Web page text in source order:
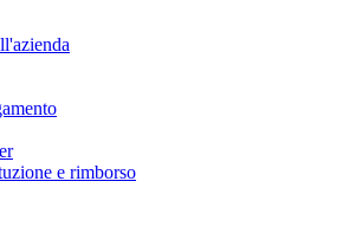
e rimborso